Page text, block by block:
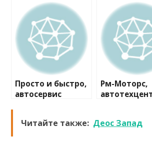
Просто и быстро,
автосервис
Рм-Моторс,
Читайте также: Деос Запад